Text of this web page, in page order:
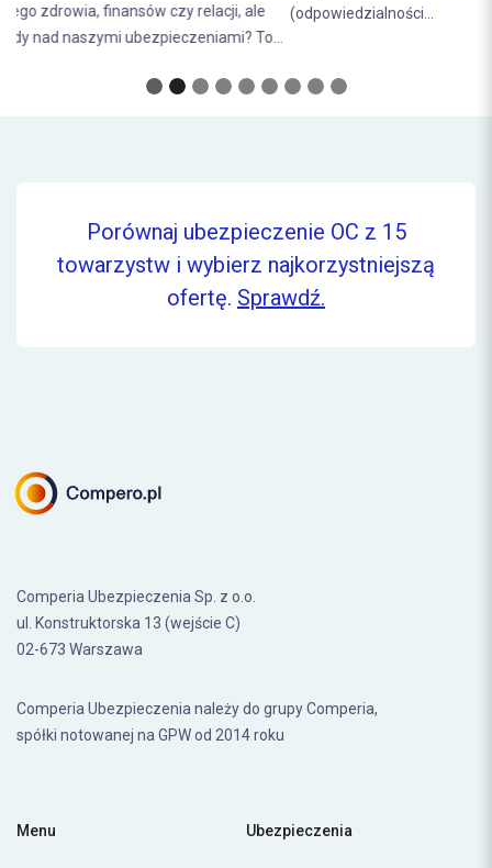
decyzja, która ma bezpośredni wpływ na nasze finanse i poczucie
bezpieczeństwa na drodze. Ubezpieczenie OC
Porównaj ubezpieczenie OC z 15
towarzystw i wybierz najkorzystniejszą
Comperia Ubezpieczenia Sp. z o.o.
ul. Konstruktorska 13 (wejście C)
Comperia Ubezpieczenia należy do grupy Comperia,